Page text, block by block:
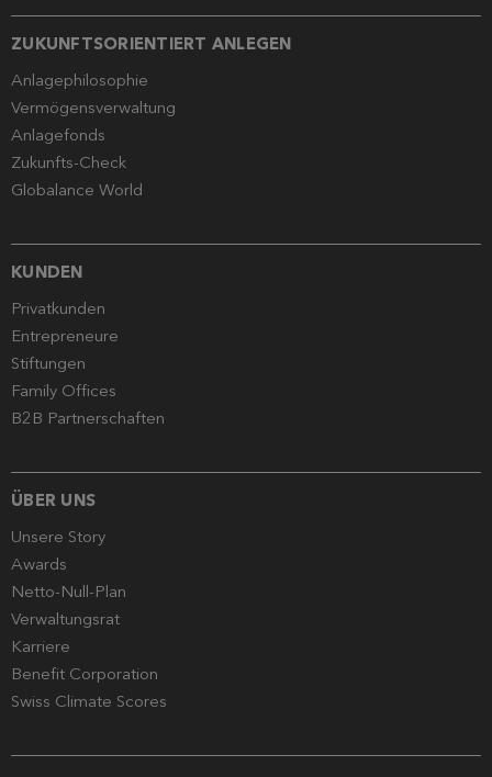
ZUKUNFTSORIENTIERT ANLEGEN
Anlagephilosophie
Vermögensverwaltung
Anlagefonds
Zukunfts-Check
Globalance World
KUNDEN
Privatkunden
Entrepreneure
Stiftungen
Family Offices
B2B Partnerschaften
ÜBER UNS
Unsere Story
Awards
Netto-Null-Plan
Verwaltungsrat
Karriere
Benefit Corporation
Swiss Climate Scores